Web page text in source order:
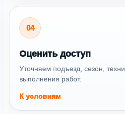
04
Оценить доступ
Уточняем подъезд, сезон,
выполнения работ.
К условиям